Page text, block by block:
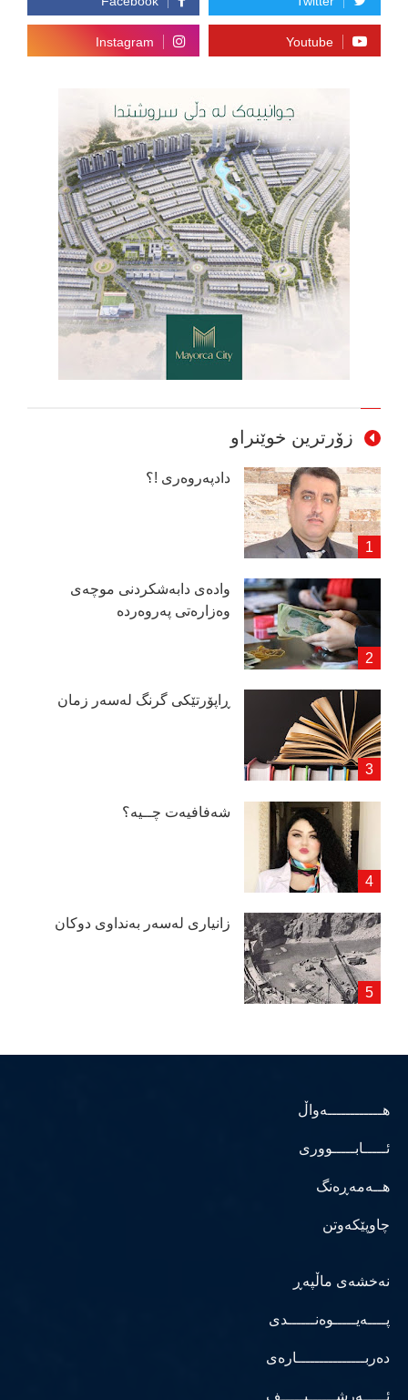
زۆرترین خوێنراو
دادپەروەری !؟
وادەی دابەشكردنی موچەی
وەزارەتی پەروەردە
ڕاپۆرتێكی گرنگ لەسەر زمان
شەفافیەت چــیە؟
زانیاری لەسەر بەنداوی دوكان
هــــــــــــەواڵ
ئـــــابـــــووری
هــەمەڕەنگ
چاوپێکەوتن
نەخشەی ماڵپەڕ
پــــەیـــــوەنــــــدی
دەربـــــــــــــــارەی
ئـــــەرشــــــیـــــف